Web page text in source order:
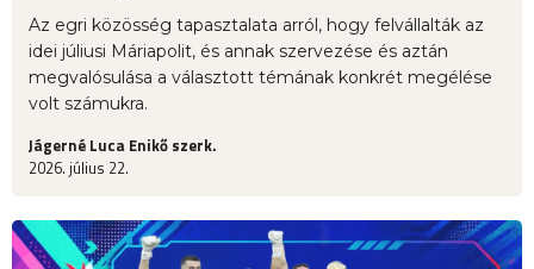
Az egri közösség tapasztalata arról, hogy felvállalták az
idei júliusi Máriapolit, és annak szervezése és aztán
megvalósulása a választott témának konkrét megélése
volt számukra.
Jágerné Luca Enikő szerk.
2026. július 22.